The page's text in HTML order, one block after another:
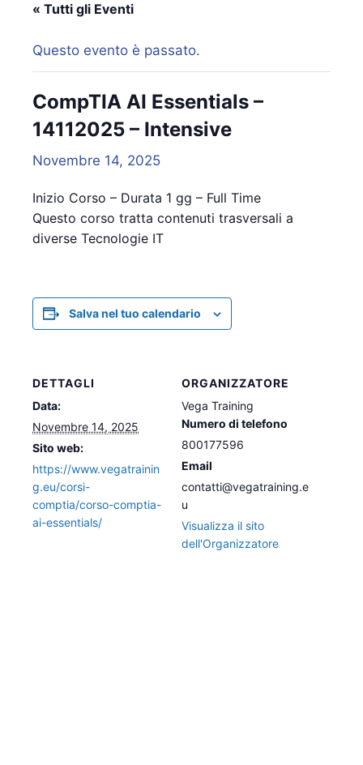
« Tutti gli Eventi
Questo evento è passato.
CompTIA AI Essentials –
14112025 – Intensive
Novembre 14, 2025
Inizio Corso – Durata 1 gg – Full Time
Questo corso tratta contenuti trasversali a
diverse Tecnologie IT
Salva nel tuo calendario
DETTAGLI
Data:
Novembre 14, 2025
Sito web:
https://www.vegatrainin
g.eu/corsi-
comptia/corso-comptia-
ai-essentials/
ORGANIZZATORE
Vega Training
Numero di telefono
800177596
Email
contatti@vegatraining.e
u
Visualizza il sito
dell'Organizzatore